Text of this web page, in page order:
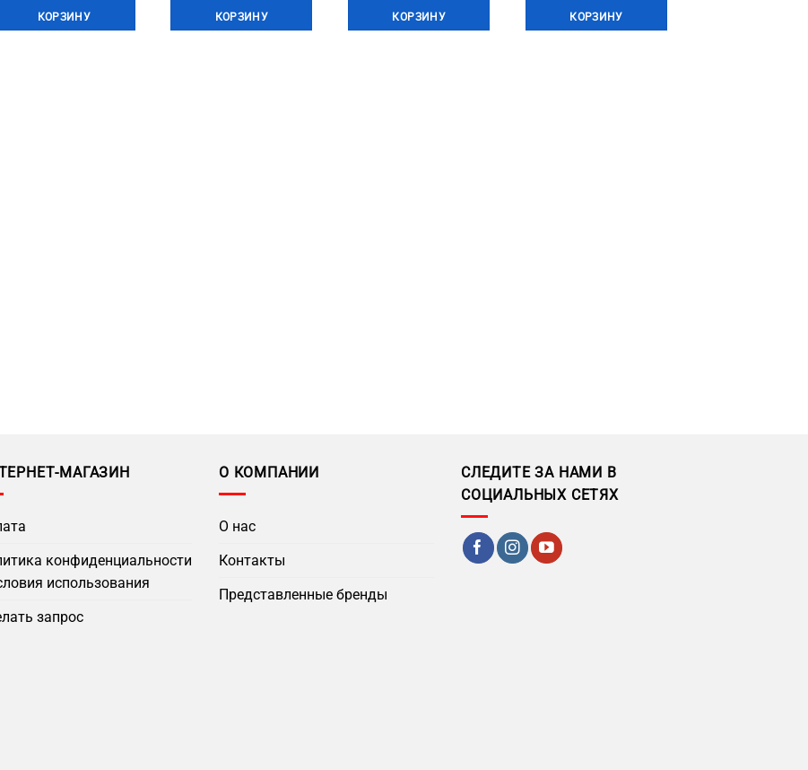
КОРЗИНУ
КОРЗИНУ
КОРЗИНУ
КОРЗИНУ
МАГАЗИН
конфиденциальности
использования
запрос
О КОМПАНИИ
О нас
Контакты
Представленные бренды
СЛЕДИТЕ ЗА НАМИ В
СОЦИАЛЬНЫХ СЕТЯХ